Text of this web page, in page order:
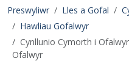
Preswyliwr Lles a Gofal
Hawliau Gofalwyr
Cynllunio Cymorth i
Ofalwyr